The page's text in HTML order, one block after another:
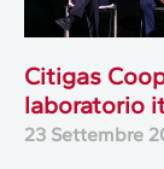
Citigas
laboratorio
23 Settembre